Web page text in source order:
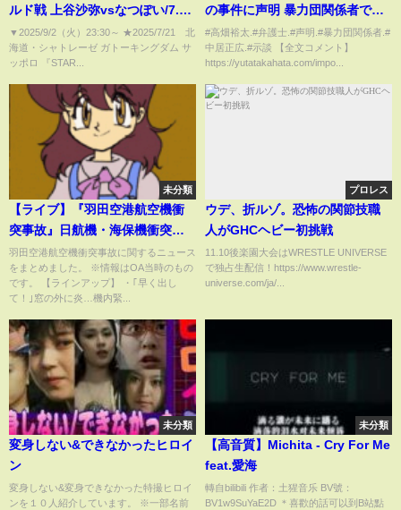
ルド戦 上谷沙弥vsなつぽい/7.24
後楽園 ハイスピード戦 星来芽依
vs炎華『We are STARDOM!!』
#296【STARDOM】
▼2025/9/2（火）23:30​​​​​​​​​​～ ★2025/7/21 北
海道・シャトレーゼ ガトーキングダム サ
ッポロ 『STAR...
の事件に声明 暴力団関係者であ
ることが判明とは？ なぜ9年目の
今なのか？ポイント解説
#高畑裕太.#弁護士.#声明.#暴力団関係者.#
中居正広.#示談 【全文コメント】
https://yutatakahata.com/impo...
未分類
【ライブ】『羽田空港航空機衝
突事故』日航機・海保機衝突 2
つの機体移動へ 海保機機長
「後ろがいきなり燃えた」/
JAL・ANAきょうも欠航――最
NEWS LIVE）
羽田空港航空機衝突事故に関するニュース
をまとめました。 ※情報はOA当時のもの
です。 【ラインアップ】 ・｢早く出し
て！｣窓の外に炎…機内緊...
プロレス
ウデ、折ルゾ。恐怖の関節技職
人がGHCヘビー初挑戦
11.10後楽園大会はWRESTLE UNIVERSE
で独占生配信！https://www.wrestle-
universe.com/ja/...
未分類
変身しない&できなかったヒロイ
ン
変身しない&変身できなかった特撮ヒロイ
ンを１０人紹介しています。 ※一部名前
未分類
【高音質】Michita - Cry For Me
feat.愛海
轉自bilibili 作者：土猩音乐 BV號：
BV1w9SuYaE2D ＊喜歡的話可以到B站點